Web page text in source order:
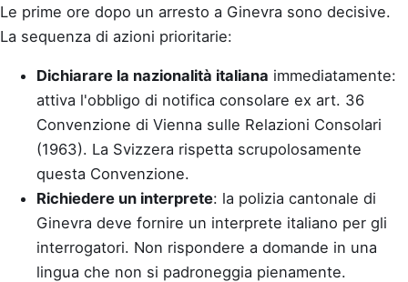
Le prime ore dopo un arresto a Ginevra sono decisive.
La sequenza di azioni prioritarie:
Dichiarare la nazionalità italiana immediatamente:
attiva l'obbligo di notifica consolare ex art. 36
Convenzione di Vienna sulle Relazioni Consolari
(1963). La Svizzera rispetta scrupolosamente
questa Convenzione.
Richiedere un interprete: la polizia cantonale di
Ginevra deve fornire un interprete italiano per gli
interrogatori. Non rispondere a domande in una
lingua che non si padroneggia pienamente.